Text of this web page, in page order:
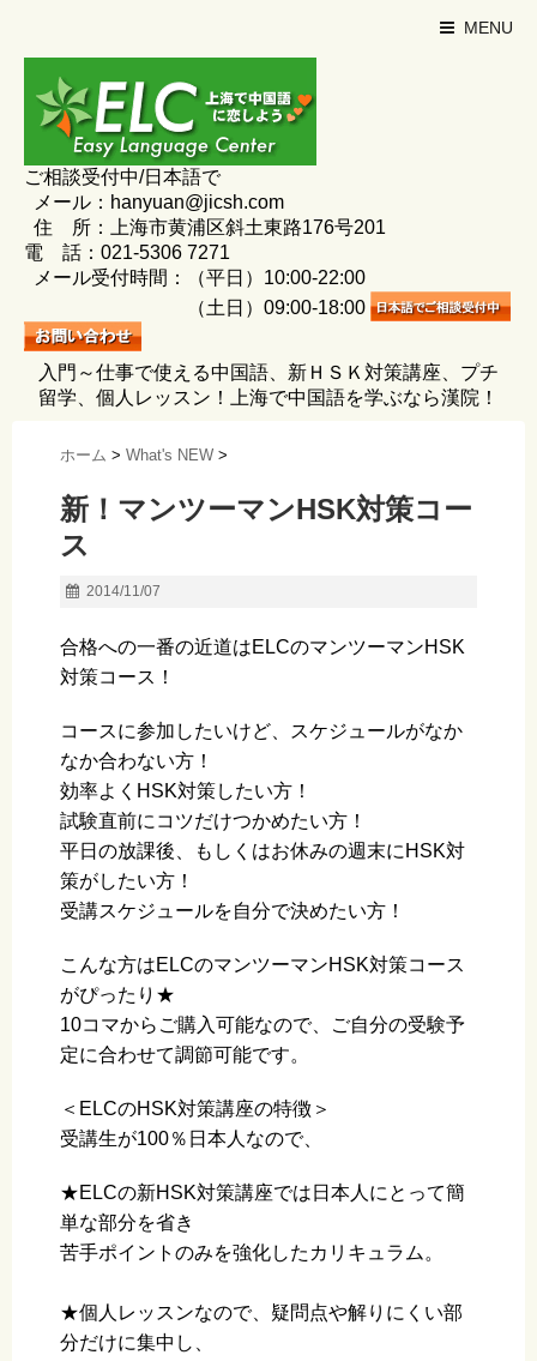
MENU
ご相談受付中/日本語で
メール：hanyuan@jicsh.com
住 所：上海市黄浦区斜土東路176号201
電 話：021-5306 7271
メール受付時間：（平日）10:00-22:00
（土日）09:00-18:00
入門～仕事で使える中国語、新ＨＳＫ対策講座、プチ
留学、個人レッスン！上海で中国語を学ぶなら漢院！
ホーム > What's NEW >
新！マンツーマンHSK対策コー
ス
2014/11/07
合格への一番の近道はELCのマンツーマンHSK
対策コース！
コースに参加したいけど、スケジュールがなか
なか合わない方！
効率よくHSK対策したい方！
試験直前にコツだけつかめたい方！
平日の放課後、もしくはお休みの週末にHSK対
策がしたい方！
受講スケジュールを自分で決めたい方！
こんな方はELCのマンツーマンHSK対策コース
がぴったり★
10コマからご購入可能なので、ご自分の受験予
定に合わせて調節可能です。
＜ELCのHSK対策講座の特徴＞
受講生が100％日本人なので、
★ELCの新HSK対策講座では日本人にとって簡
単な部分を省き
苦手ポイントのみを強化したカリキュラム。
★個人レッスンなので、疑問点や解りにくい部
分だけに集中し、